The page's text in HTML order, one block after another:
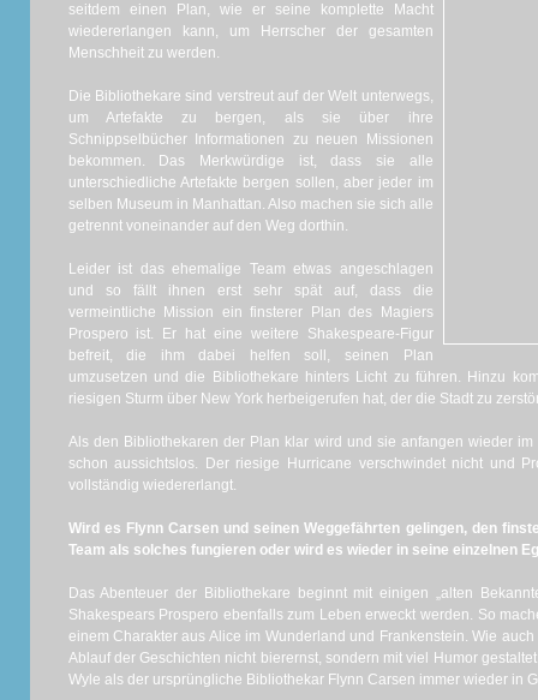
seitdem einen Plan, wie er seine komplette Macht
wiedererlangen kann, um Herrscher der gesamten
Menschheit zu werden.
Die Bibliothekare sind verstreut auf der Welt unterwegs,
um Artefakte zu bergen, als sie über ihre
Schnippselbücher Informationen zu neuen Missionen
bekommen. Das Merkwürdige ist, dass sie alle
unterschiedliche Artefakte bergen sollen, aber jeder im
selben Museum in Manhattan. Also machen sie sich alle
getrennt voneinander auf den Weg dorthin.
Leider ist das ehemalige Team etwas angeschlagen
und so fällt ihnen erst sehr spät auf, dass die
vermeintliche Mission ein finsterer Plan des Magiers
Prospero ist. Er hat eine weitere Shakespeare-Figur
befreit, die ihm dabei helfen soll, seinen Plan
umzusetzen und die Bibliothekare hinters Licht zu führen. Hinzu
riesigen Sturm über New York herbeigerufen hat, der die Stadt zu
Als den Bibliothekaren der Plan klar wird und sie anfangen wieder
schon aussichtslos. Der riesige Hurricane verschwindet nicht und
vollständig wiedererlangt.
Wird es Flynn Carsen und seinen Weggefährten gelingen, den
Team als solches fungieren oder wird es wieder in seine einzelnen
Das Abenteuer der Bibliothekare beginnt mit einigen „alten
Shakespears Prospero ebenfalls zum Leben erweckt werden. So
einem Charakter aus Alice im Wunderland und Frankenstein. Wie
Ablauf der Geschichten nicht bierernst, sondern mit viel Humor
Wyle als der ursprüngliche Bibliothekar Flynn Carsen immer wieder in